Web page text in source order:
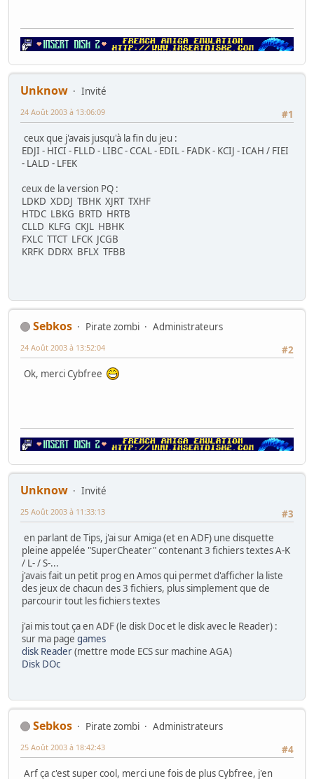
Unknow
Invité
#1
24 Août 2003 à 13:06:09
ceux que j'avais jusqu'à la fin du jeu :
EDJI - HICI - FLLD - LIBC - CCAL - EDIL - FADK - KCIJ - ICAH / FIEI
- LALD - LFEK
ceux de la version PQ :
LDKD XDDJ TBHK XJRT TXHF
HTDC LBKG BRTD HRTB
CLLD KLFG CKJL HBHK
FXLC TTCT LFCK JCGB
KRFK DDRX BFLX TFBB
Sebkos Pirate zombi
Administrateurs
#2
24 Août 2003 à 13:52:04
Ok, merci Cybfree
Unknow
Invité
#3
25 Août 2003 à 11:33:13
en parlant de Tips, j'ai sur Amiga (et en ADF) une disquette
pleine appelée "SuperCheater" contenant 3 fichiers textes A-K
/ L- / S-...
j'avais fait un petit prog en Amos qui permet d'afficher la liste
des jeux de chacun des 3 fichiers, plus simplement que de
parcourir tout les fichiers textes
j'ai mis tout ça en ADF (le disk Doc et le disk avec le Reader) :
sur ma page games
disk Reader(mettre mode ECS sur machine AGA)
Disk DOc
Sebkos Pirate zombi
Administrateurs
#4
25 Août 2003 à 18:42:43
Arf ça c'est super cool, merci une fois de plus Cybfree, j'en